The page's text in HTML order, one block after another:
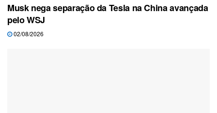
Musk nega separação da Tesla na China avançada
pelo WSJ
02/08/2026